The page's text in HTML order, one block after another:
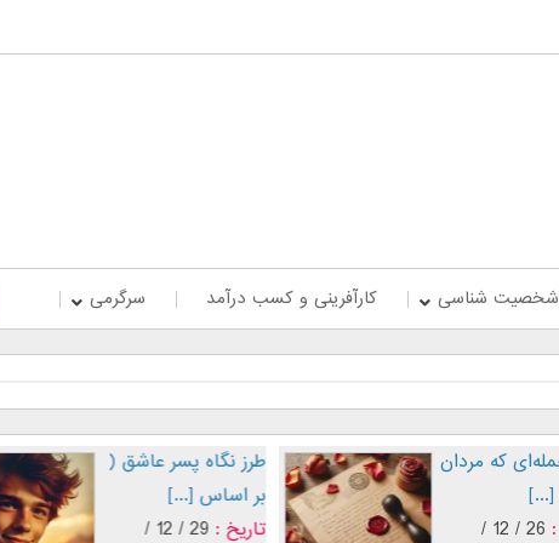
شخصیت شناسی کارآفرینی و کسب درآمد سرگرمی
طرز نگاه پسر عاشق (
بر اساس [...]
تاریخ :
29 / 12 /
پنج جمله‌ای که مردان
عاشق [...]
تاریخ :
26 / 12 /